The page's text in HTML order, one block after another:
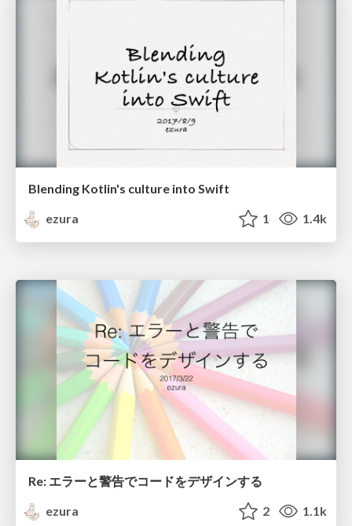
Blending Kotlin's culture into Swift
ezura
1 1.4k
Re: エラーと警告でコードをデザインする
ezura
2 1.1k